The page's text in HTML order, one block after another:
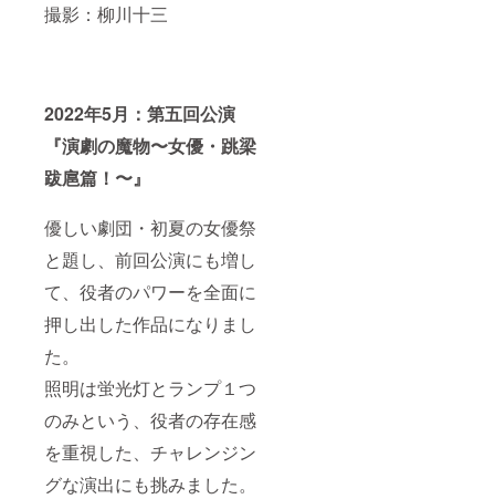
撮影：柳川十三
2022年5月：第五回公演
『演劇の魔物〜女優・跳梁
跋扈篇！〜』
優しい劇団・初夏の女優祭
と題し、前回公演にも増し
て、役者のパワーを全面に
押し出した作品になりまし
た。
照明は蛍光灯とランプ１つ
のみという、役者の存在感
を重視した、チャレンジン
グな演出にも挑みました。